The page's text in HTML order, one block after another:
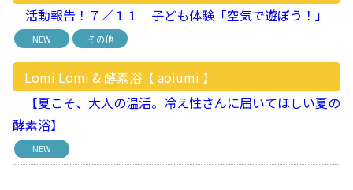
活動報告！７／１１ 子ども体験「空気で遊ぼう！」
NEW その他
Lomi Lomi & 酵素浴【 aoiumi 】
【夏こそ、大人の温活。冷え性さんに届いてほしい夏の
酵素浴】
NEW